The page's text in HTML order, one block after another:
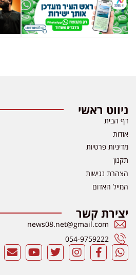
ניווט ראשי
דף הבית
אודות
מדיניות פרטיות
תקנון
הצהרת נגישות
המייל האדום
יצירת קשר
news08.net@gmail.com
054-9759222